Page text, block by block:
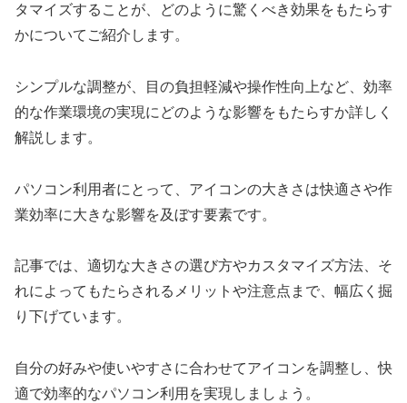
タマイズすることが、どのように驚くべき効果をもたらす
かについてご紹介します。
シンプルな調整が、目の負担軽減や操作性向上など、効率
的な作業環境の実現にどのような影響をもたらすか詳しく
解説します。
パソコン利用者にとって、アイコンの大きさは快適さや作
業効率に大きな影響を及ぼす要素です。
記事では、適切な大きさの選び方やカスタマイズ方法、そ
れによってもたらされるメリットや注意点まで、幅広く掘
り下げています。
自分の好みや使いやすさに合わせてアイコンを調整し、快
適で効率的なパソコン利用を実現しましょう。